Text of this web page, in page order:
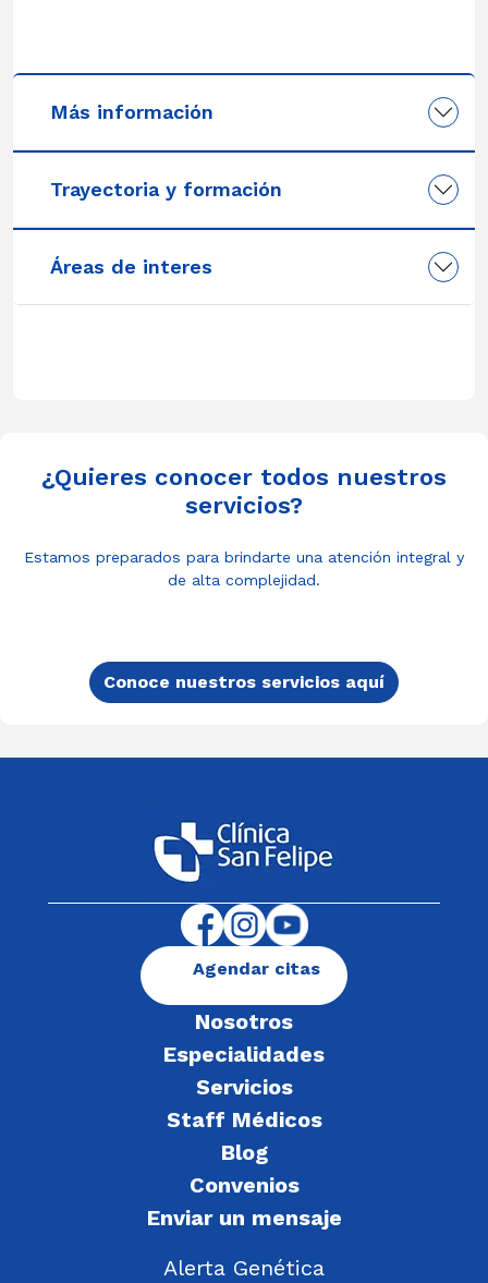
Más información
Trayectoria y formación
Áreas de interes
¿Quieres conocer todos nuestros
servicios?
Estamos preparados para brindarte una atención integral y
de alta complejidad.
Conoce nuestros servicios aquí
Nosotros
Especialidades
Servicios
Staff Médicos
Blog
Convenios
Enviar un mensaje
Alerta Genética
Agendar citas